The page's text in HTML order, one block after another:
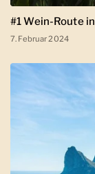
#1 Wein-Route
7. Februar 2024